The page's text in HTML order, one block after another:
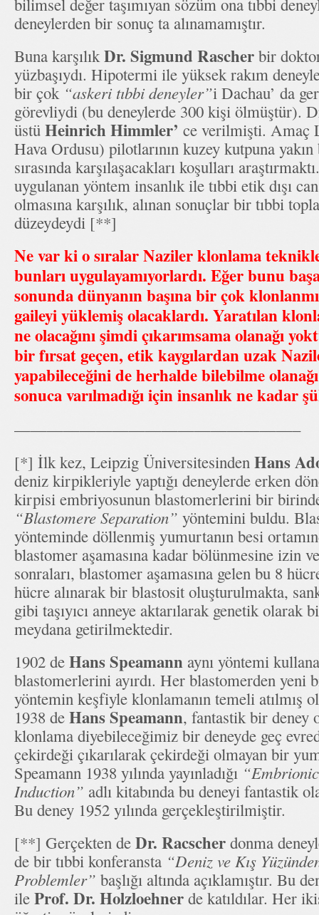
bilimsel değer taşımıyan sözüm ona tıbbi
deneylerden bir sonuç ta alınamamıştır.
Buna karşılıkDr. Sigmund Rascher bir
yüzbaşıydı. Hipotermi ile yüksek rakım
bir çok “askeri tıbbi deneyler”i Dachau’ da
görevliydi (bu deneylerde 300 kişi ölmüştür).
üstü Heinrich Himmler’ ce verilmişti. Amaç
Hava Ordusu) pilotlarının kuzey kutpuna
sırasında karşılaşacakları koşulları
uygulanan yöntem insanlık ile tıbbi etik dışı
olmasına karşılık, alınan sonuçlar bir tıbbi
düzeydeydi [**]
Ne var ki o sıralar Naziler klonlama
bunları uygulayamıyorlardı. Eğer bunu
sonunda dünyanın başına bir çok
gaileyi yüklemiş olacaklardı. Yaratılan
ne olacağını şimdi çıkarımsama olanağı
bir fırsat geçen, etik kaygılardan uzak
yapabileceğini de herhalde bilebilme
sonuca varılmadığı için insanlık ne kadar
—————————————————–
[*] İlk kez, Leipzig Üniversitesinden Hans
deniz kirpikleriyle yaptığı deneylerde erken
kirpisi embriyosunun blastomerlerini bir
“Blastomere Separation” yöntemini buldu.
yönteminde döllenmiş yumurtanın besi
blastomer aşamasına kadar bölünmesine izin
sonraları, blastomer aşamasına gelen bu 8
hücre alınarak bir blastosit oluşturulmakta,
gibi taşıyıcı anneye aktarılarak genetik olarak
meydana getirilmektedir.
1902 de Hans Speamann aynı yöntemi
blastomerlerini ayırdı. Her blastomerden yeni
yöntemin keşfiyle klonlamanın temeli atılmış
1938 de Hans Speamann, fantastik bir deney
klonlama diyebileceğimiz bir deneyde geç
çekirdeği çıkarılarak çekirdeği olmayan bir
Speamann 1938 yılında yayınladığı
Induction” adlı kitabında bu deneyi fantastik
Bu deney 1952 yılında gerçekleştirilmiştir.
[**] Gerçekten de Dr. Racscher donma
de bir tıbbi konferansta “Deniz ve Kış
Problemler” başlığı altında açıklamıştır. Bu
ile Prof. Dr. Holzloehner de katıldılar. Her